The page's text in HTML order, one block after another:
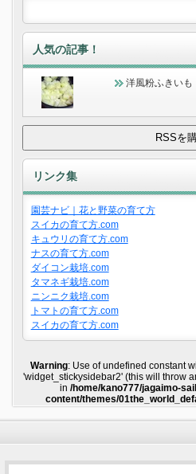
人気の記事！
洋風粉ふきいも
リンク集
園芸ナビ｜花と野菜の育て方
スイカの育て方.com
キュウリの育て方.com
ナスの育て方.com
ダイコン栽培.com
タマネギ栽培.com
ニンニク栽培.com
トマトの育て方.com
スイカの育て方.com
Warning: Use of undefined constant
'widget_stickysidebar2' (this will throw
in /home/kano777/jagaimo-
content/themes/